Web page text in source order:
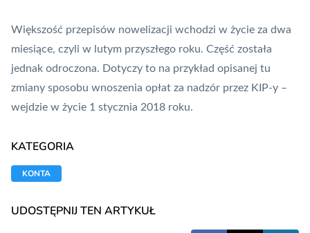
Większość przepisów nowelizacji wchodzi w życie za dwa
miesiące, czyli w lutym przyszłego roku. Część została
jednak odroczona. Dotyczy to na przykład opisanej tu
zmiany sposobu wnoszenia opłat za nadzór przez KIP-y –
wejdzie w życie 1 stycznia 2018 roku.
KATEGORIA
KONTA
UDOSTĘPNIJ TEN ARTYKUŁ